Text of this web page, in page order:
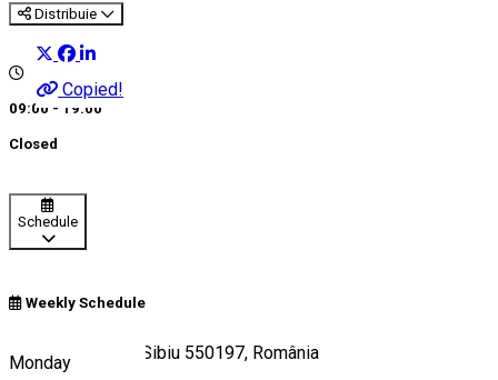
Distribuie
Copied!
09:00 - 19:00
Closed
Schedule
Weekly Schedule
Monday
Strada Malului 8, Sibiu 550197, România